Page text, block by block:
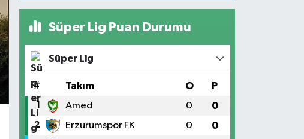
Süper Lig Puan Durumu
Süper Lig
# Takım O P
1 Amed 0 0
2 Erzurumspor FK 0 0